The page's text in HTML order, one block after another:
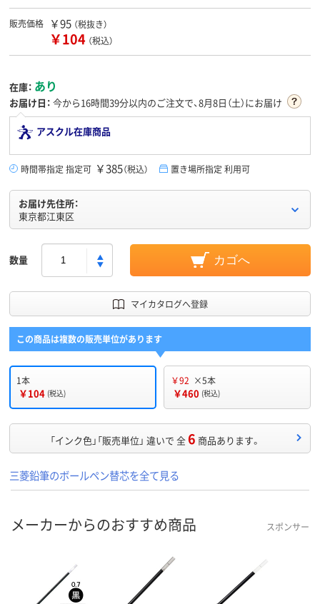
販売価格 ￥95 （税抜き）
￥104 （税込）
在庫： あり
お届け日： 今から16時間39分以内のご注文で、8月8日（土）にお届け
アスクル在庫商品
時間帯指定 指定可 ￥385（税込） 置き場所指定 利用可
お届け先住所：
東京都江東区
数量 カゴへ
マイカタログへ登録
この商品は複数の販売単位があります
1本
￥104 (税込)
￥92 ×5本
￥460 (税込)
「インク色」「販売単位」 違いで 全6 商品あります。
三菱鉛筆のボールペン替芯を全て見る
メーカーからのおすすめ商品 スポンサー